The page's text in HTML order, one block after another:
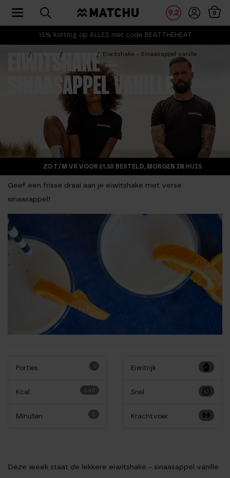
15% korting op ALLES met code BEATTHEHEAT
9.2 0
Toggle navigation
Eiwitshake – Sinaasappel vanille
EIWITSHAKE –
SINAASAPPEL VANILLE
ZO T/M VR VOOR 21.30 BESTELD, MORGEN IN HUIS
Geef een frisse draai aan je eiwitshake met verse
sinaasappel!
Porties 1
Kcal 440
Minuten 5
Eiwitrijk
Snel
Krachtvoer
Deze week staat de lekkere eiwitshake – sinaasappel vanille